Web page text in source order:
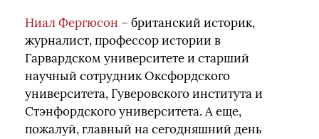
Ниал Фергюсон – британский историк,
журналист, профессор истории в
Гарвардском университете и старший
научный сотрудник Оксфордского
университета, Гуверовского института и
Стэнфордского университета. А еще,
пожалуй, главный на сегодняшний день